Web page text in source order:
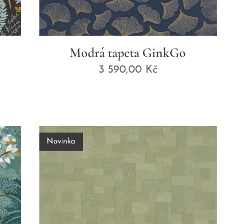
Modrá tapeta GinkGo
3 590,00Kč
Novinka